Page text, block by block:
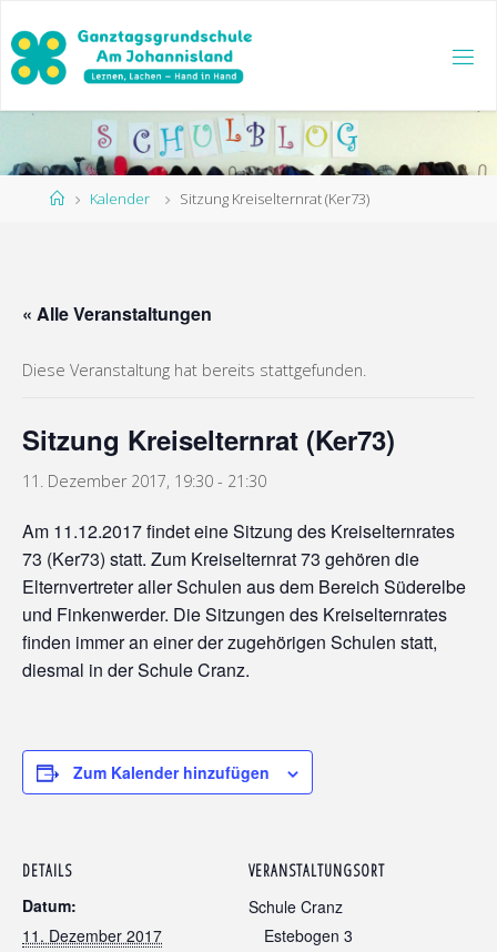
Inhalt
springen
StartKalender Sitzung Kreiselternrat (Ker73)
« Alle Veranstaltungen
Diese Veranstaltung hat bereits stattgefunden.
Sitzung Kreiselternrat (Ker73)
11. Dezember 2017, 19:30 - 21:30
Am 11.12.2017 findet eine Sitzung des Kreiselternrates
73 (Ker73) statt. Zum Kreiselternrat 73 gehören die
Elternvertreter aller Schulen aus dem Bereich Süderelbe
und Finkenwerder. Die Sitzungen des Kreiselternrates
finden immer an einer der zugehörigen Schulen statt,
diesmal in der Schule Cranz.
Zum Kalender hinzufügen
DETAILS
Datum:
11. Dezember 2017
VERANSTALTUNGSORT
Schule Cranz
Estebogen 3